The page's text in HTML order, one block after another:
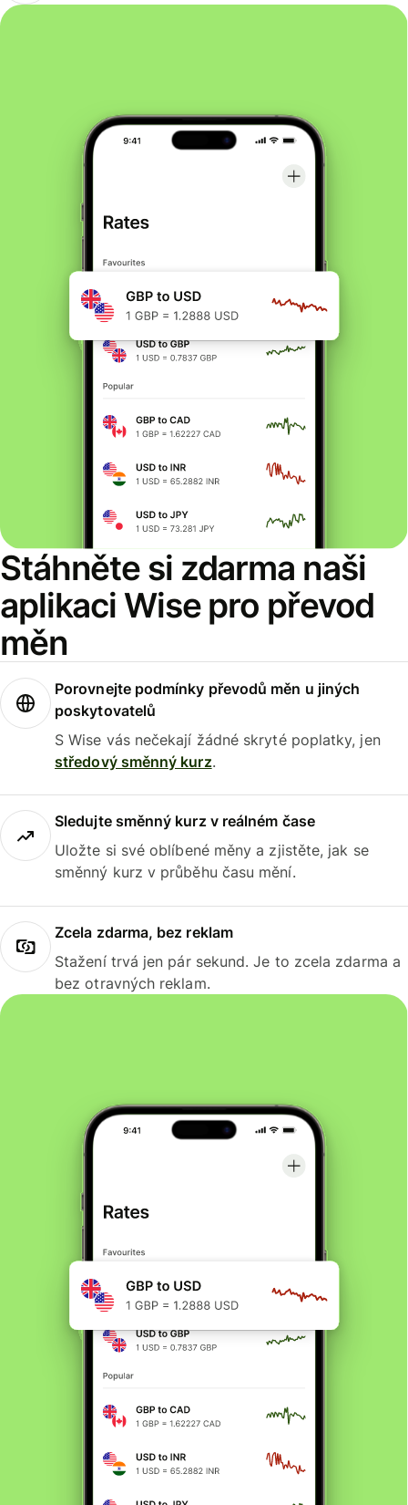
Stáhněte si zdarma naši
aplikaci Wise pro převod
měn
Porovnejte podmínky převodů měn u jiných
poskytovatelů
S Wise vás nečekají žádné skryté poplatky, jen
středový směnný kurz.
Sledujte směnný kurz v reálném čase
Uložte si své oblíbené měny a zjistěte, jak se
směnný kurz v průběhu času mění.
Zcela zdarma, bez reklam
Stažení trvá jen pár sekund. Je to zcela zdarma a
bez otravných reklam.